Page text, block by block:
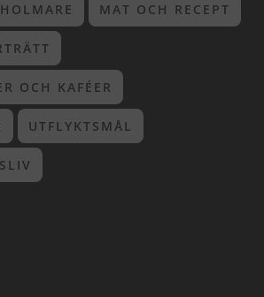
MAT OCH RECEPT
OCH KAFÉER
UTFLYKTSMÅL